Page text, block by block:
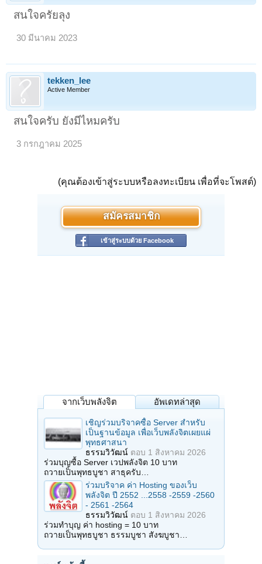
สนใจครัยลุง
30 มีนาคม 2023
tekken_lee
Active Member
สนใจครับ ยังมีไหมครับ
3 กรกฎาคม 2025
(คุณต้องเข้าสู่ระบบหรือลงทะเบียน เพื่อที่จะโพสต์)
สมัครสมาชิก
เข้าสู่ระบบด้วย Facebook
จากเว็บพลังจิต อัพเดทล่าสุด
เชิญร่วมบริจาคซื้อ Server สำหรับ
เป็นฐานข้อมูล เพื่อเว็บพลังจิตเผยแผ่
พุทธศาสนา
ธรรมวิวัฒน์ ตอบ 1 สิงหาคม 2026
ร่วมบุญซื้อ Server เวปพลังจิต 10 บาท
ถวายเป็นพุทธบูชา สาธุครับ…
ร่วมบริจาค ค่า Hosting ของเว็บ
พลังจิต ปี 2552 ...2558 -2559 -2560
- 2561 -2564
ธรรมวิวัฒน์ ตอบ 1 สิงหาคม 2026
ร่วมทำบุญ ค่า hosting = 10 บาท
ถวายเป็นพุทธบูชา ธรรมบูชา สังฆบูชา…